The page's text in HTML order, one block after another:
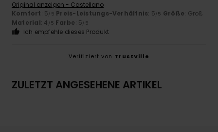
Original anzeigen - Castellano
Komfort: 5/5 Preis-Leistungs-Verhältnis: 5/5 Größe: Groß
Material: 4 /5 Farbe: 5/5
Ich empfehle dieses Produkt
Verifiziert von TrustVille
ZULETZT ANGESEHENE ARTIKEL